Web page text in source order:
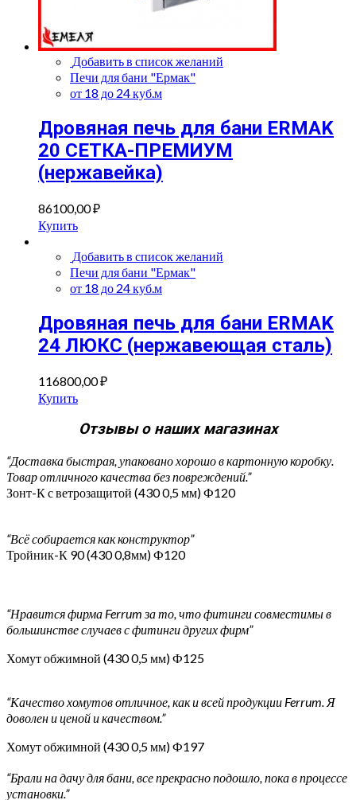
Добавить в список желаний
Печи для бани "Ермак"
от 18 до 24 куб.м
Дровяная печь для бани ERMAK
20 СЕТКА-ПРЕМИУМ
(нержавейка)
86100,00₽
Купить
Добавить в список желаний
Печи для бани "Ермак"
от 18 до 24 куб.м
Дровяная печь для бани ERMAK
24 ЛЮКС (нержавеющая сталь)
116800,00₽
Купить
Отзывы о наших магазинах
“Доставка быстрая, упаковано хорошо в картонную коробку.
Товар отличного качества без повреждений.”
Зонт-К с ветрозащитой (430 0,5 мм) Ф120
“Всё собирается как конструктор”
Тройник-К 90 (430 0,8мм) Ф120
“Нравится фирма Ferrum за то, что фитинги совместимы в
большинстве случаев с фитинги других фирм”
Хомут обжимной (430 0,5 мм) Ф125
“Качество хомутов отличное, как и всей продукции Ferrum. Я
доволен и ценой и качеством.”
Хомут обжимной (430 0,5 мм) Ф197
“Брали на дачу для бани, все прекрасно подошло, пока в процессе
установки.”